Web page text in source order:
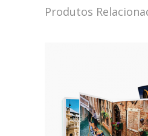
Produtos